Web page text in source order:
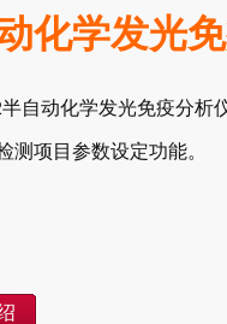
化学发光
半自动化学发光免疫分析
测项目参数设定功能。